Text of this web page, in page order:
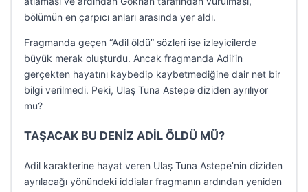
bölümün en çarpıcı anları arasında yer aldı.
Fragmanda geçen “Adil öldü” sözleri ise izleyicilerde
büyük merak oluşturdu. Ancak fragmanda Adil’in
gerçekten hayatını kaybedip kaybetmediğine dair net bir
bilgi verilmedi. Peki, Ulaş Tuna Astepe diziden ayrılıyor
mu?
TAŞACAK BU DENİZ ADİL ÖLDÜ MÜ?
Adil karakterine hayat veren Ulaş Tuna Astepe’nin diziden
ayrılacağı yönündeki iddialar fragmanın ardından yeniden